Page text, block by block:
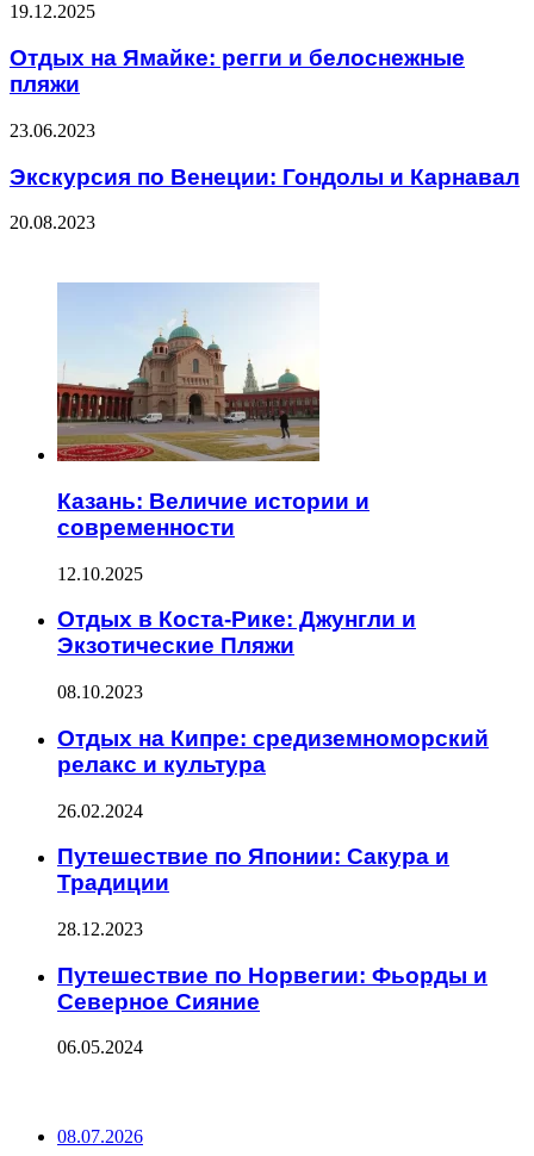
19.12.2025
Отдых на Ямайке: регги и белоснежные
пляжи
23.06.2023
Экскурсия по Венеции: Гондолы и Карнавал
20.08.2023
Казань: Величие истории и
современности
12.10.2025
Отдых в Коста-Рике: Джунгли и
Экзотические Пляжи
08.10.2023
Отдых на Кипре: средиземноморский
релакс и культура
26.02.2024
Путешествие по Японии: Сакура и
Традиции
28.12.2023
Путешествие по Норвегии: Фьорды и
Северное Сияние
06.05.2024
08.07.2026